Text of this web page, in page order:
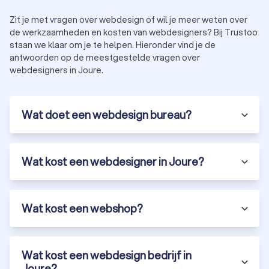
opzetten van een gebruiksvriendelijk winkelmandje tot het
zorgen voor veilige betalingsmogelijkheden. Een
webdesigner zorgt ervoor dat jouw webshop een
gemakkelijke en aantrekkelijke winkelervaring biedt aan jouw
klanten.
Website verbeteren
Een bestaande website kan altijd verbeterd worden. Of het nu
gaat om het optimaliseren van de laadsnelheid, het
verbeteren van de gebruiksvriendelijkheid of het
implementeren van nieuwe functionaliteiten. Een
webdesigner in Jourekan jouw website naar een hoger niveau
expertise en inzicht dat webdesigners jou bieden, worden
uit jouw website.
Zit je met vragen over webdesign of wil je meer weten over
de werkzaamheden en kosten van webdesigners? Bij Trustoo
staan we klaar om je te helpen. Hieronder vind je de
antwoorden op de meestgestelde vragen over
webdesigners in Joure.
Wat doet een webdesign bureau?
Wat kost een webdesigner in Joure?
Wat kost een webshop?
Wat kost een webdesign bedrijf in